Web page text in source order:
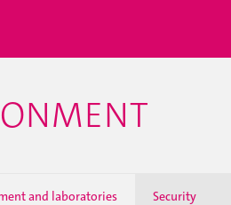
and laboratories Security